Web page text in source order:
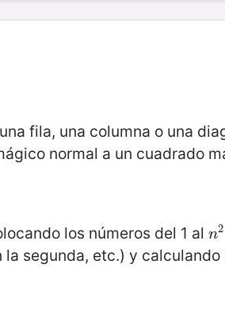
fila, una columna o una
normal a un cuadrado
los números del 1 al n2
n2
la segunda, etc.) y